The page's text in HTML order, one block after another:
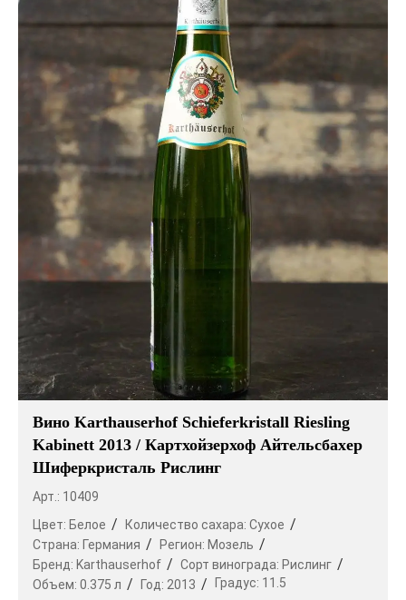
Вино Karthauserhof Schieferkristall Riesling
Kabinett 2013 / Картхойзерхоф Айтельсбахер
Шиферкристаль Рислинг
Арт.: 10409
Цвет: Белое Количество сахара: Сухое
Страна: Германия Регион: Мозель
Бренд: Karthauserhof Сорт винограда: Рислинг
Объем: 0.375 л Год: 2013 Градус: 11.5